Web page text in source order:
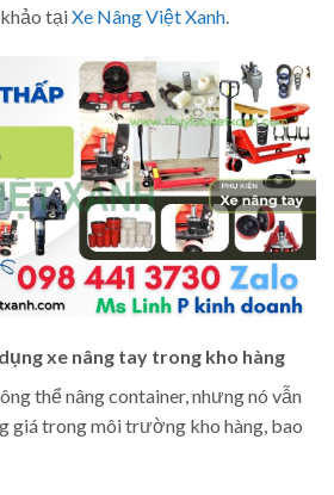
tạiXe Nâng Việt Xanh.
xe nâng tay trong kho hàng
thể nâng container, nhưng nó vẫn
giá trong môi trường kho hàng, bao